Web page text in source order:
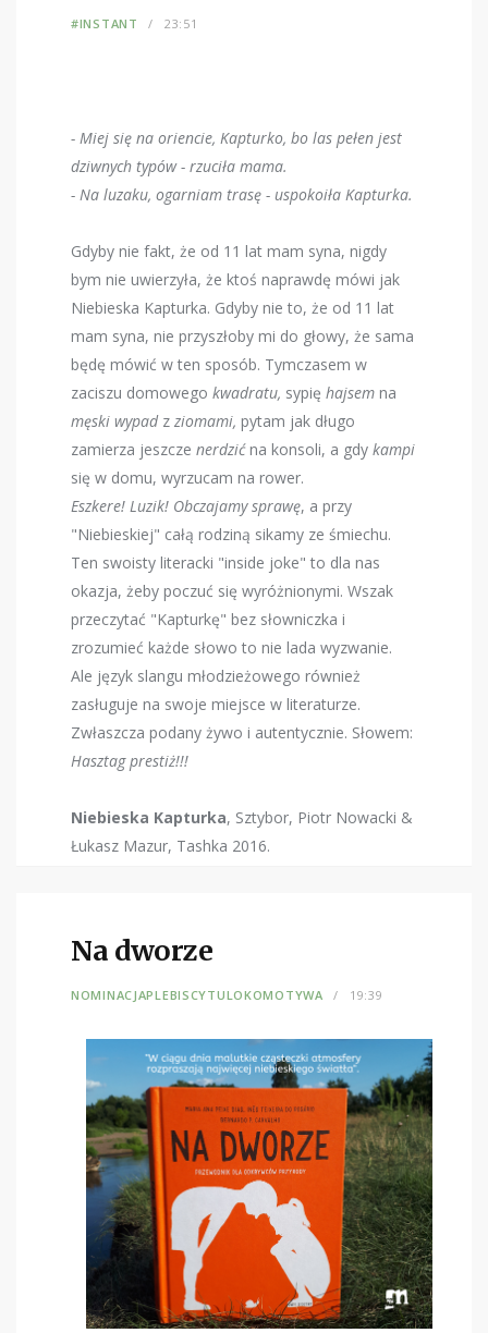
#INSTANT 23:51
- Miej się na oriencie, Kapturko, bo las pełen jest
dziwnych typów - rzuciła mama.
- Na luzaku, ogarniam trasę - uspokoiła Kapturka.
Gdyby nie fakt, że od 11 lat mam syna, nigdy
bym nie uwierzyła, że ktoś naprawdę mówi jak
Niebieska Kapturka. Gdyby nie to, że od 11 lat
mam syna, nie przyszłoby mi do głowy, że sama
będę mówić w ten sposób. Tymczasem w
zaciszu domowego kwadratu, sypię hajsem na
męski wypadz ziomami, pytam jak długo
zamierza jeszcze nerdzićna konsoli, a gdy kampi
się w domu, wyrzucam na rower.
Eszkere! Luzik! Obczajamy sprawę, a przy
"Niebieskiej" całą rodziną sikamy ze śmiechu.
Ten swoisty literacki "inside joke" to dla nas
okazja, żeby poczuć się wyróżnionymi. Wszak
przeczytać "Kapturkę" bez słowniczka i
zrozumieć każde słowo to nie lada wyzwanie.
Ale język slangu młodzieżowego również
zasługuje na swoje miejsce w literaturze.
Zwłaszcza podany żywo i autentycznie. Słowem:
Hasztag prestiż!!!
Niebieska Kapturka, Sztybor, Piotr Nowacki &
Łukasz Mazur, Tashka 2016.
Na dworze
NOMINACJAPLEBISCYTULOKOMOTYWA 19:39